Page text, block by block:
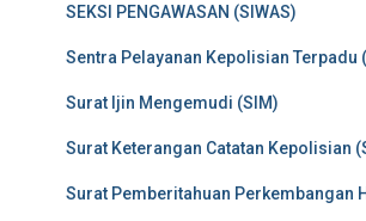
SEKSI PENGAWASAN (SIWAS)
Sentra Pelayanan Kepolisian Terpadu
Surat Ijin Mengemudi (SIM)
Surat Keterangan Catatan Kepolisian
Surat Pemberitahuan Perkembangan